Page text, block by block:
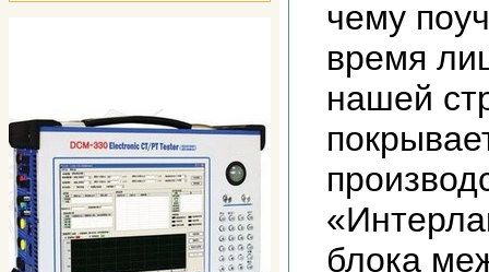
чему
время
нашей
блока